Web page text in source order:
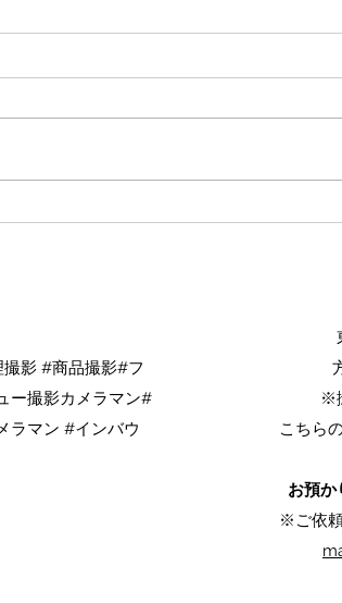
和菓子は"正面"を間違えると
理撮影 杉並区料
メラマン 東京商
料理カメラマン
影 #商品撮影#フ
ー撮影カメラマン#
ラマン #インバウ
※
こちら
お預か
※ご依